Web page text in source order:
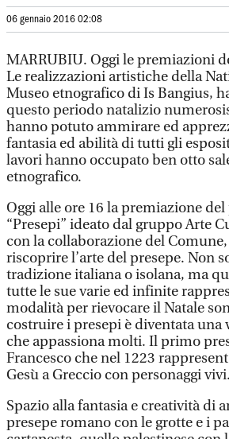
06 gennaio 2016 02:08
MARRUBIU. Oggi le premiazioni
Le realizzazioni artistiche della
Museo etnografico di Is Bangius,
questo periodo natalizio
hanno potuto ammirare ed
fantasia ed abilità di tutti gli
lavori hanno occupato ben otto
etnografico.
Oggi alle ore 16 la premiazione
“Presepi” ideato dal gruppo Arte
con la collaborazione del
riscoprire l’arte del presepe. Non
tradizione italiana o isolana, ma
tutte le sue varie ed infinite
modalità per rievocare il Natale
costruire i presepi è diventata una
che appassiona molti. Il primo
Francesco che nel 1223
Gesù a Greccio con personaggi vivi.
Spazio alla fantasia e creatività di
presepe romano con le grotte e i